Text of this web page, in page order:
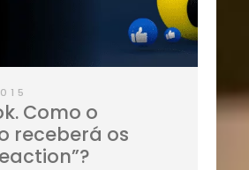
Como o
receberá os